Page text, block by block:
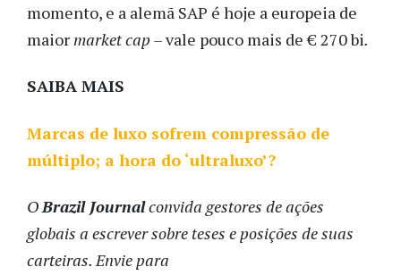
momento, e a alemã SAP é hoje a europeia de
maiormarket cap –vale pouco mais de € 270 bi.
SAIBA MAIS
Marcas de luxo sofrem compressão de
múltiplo; a hora do ‘ultraluxo’?
OBrazil Journalconvida gestores de ações
globais a escrever sobre teses e posições de suas
carteiras. Envie para